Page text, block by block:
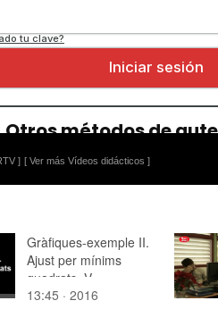
] [ Ver más Vídeos didácticos ]
Gràfiques-exemple II.
Ajust per mínims
quadrats. V
13:45 · 2016